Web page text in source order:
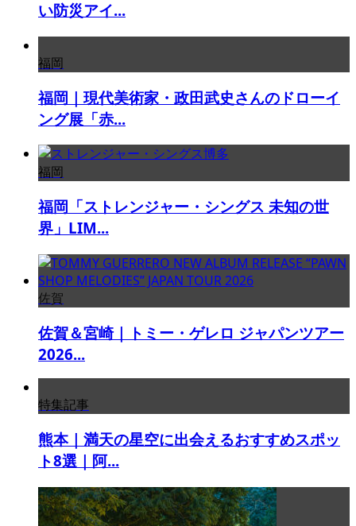
い防災アイ...
福岡
福岡｜現代美術家・政田武史さんのドローイ
ング展「赤...
福岡
福岡「ストレンジャー・シングス 未知の世
界」LIM...
佐賀
佐賀＆宮崎｜トミー・ゲレロ ジャパンツアー
2026...
特集記事
熊本｜満天の星空に出会えるおすすめスポッ
ト8選｜阿...